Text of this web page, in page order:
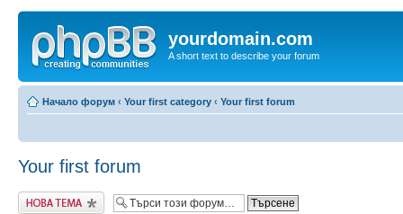
yourdomain.com
A short text to describe your forum
Начало форум ‹ Your first category ‹ Your first forum
Your first forum
Публикувай нова
тема